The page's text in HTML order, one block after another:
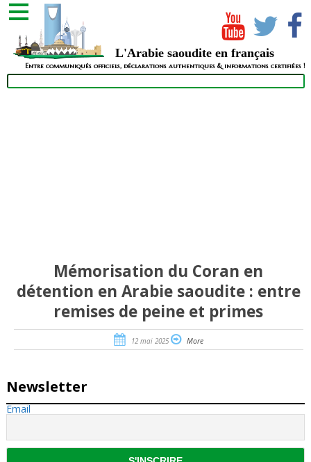
L'Arabie saoudite en français
Entre communiqués officiels, déclarations authentiques & informations certifiées !
Mémorisation du Coran en
détention en Arabie saoudite : entre
remises de peine et primes
12 mai 2025 More
Newsletter
Email